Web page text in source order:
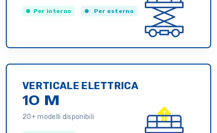
Per interno Per esterno
VERTICALE ELETTRICA
10 M
20+ modelli disponibili